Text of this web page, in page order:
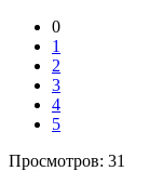
0
1
2
3
4
5
Просмотров: 31